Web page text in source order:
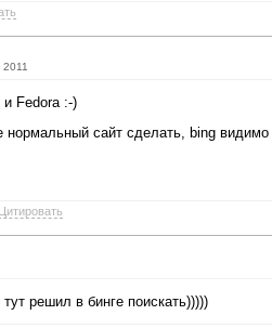
2011
Fedora :-)
нормальный сайт сделать, bing видимо
Цитировать
решил в бинге поискать)))))